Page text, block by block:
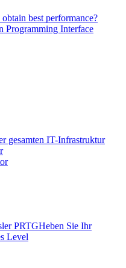
best performance?
Programming Interface
gesamten IT-Infrastruktur
PRTGHeben Sie Ihr
Level